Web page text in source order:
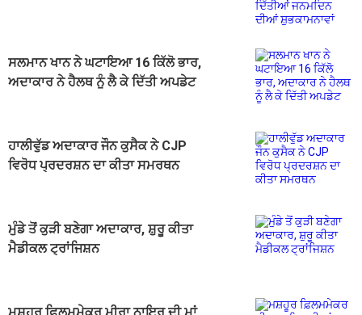
ਸਲਮਾਨ ਖਾਨ ਨੇ ਘਟਾਇਆ 16 ਕਿੱਲੋ ਭਾਰ,
ਅਦਾਕਾਰ ਨੇ ਹੈਲਥ ਨੂੰ ਲੈ ਕੇ ਦਿੱਤੀ ਅਪਡੇਟ
ਹਾਲੀਵੁੱਡ ਅਦਾਕਾਰ ਜੌਨ ਕੁਸੈਕ ਨੇ CJP
ਵਿਰੋਧ ਪ੍ਰਦਰਸ਼ਨ ਦਾ ਕੀਤਾ ਸਮਰਥਨ
ਮੁੰਡੇ ਤੋਂ ਕੁੜੀ ਬਣੇਗਾ ਅਦਾਕਾਰ, ਸ਼ੁਰੂ ਕੀਤਾ
ਮੈਡੀਕਲ ਟ੍ਰਾਂਜਿਸ਼ਨ
ਮਸ਼ਹੂਰ ਫ਼ਿਲਮਮੇਕਰ ਮੀਰਾ ਨਾਇਰ ਦੀ ਮਾਂ